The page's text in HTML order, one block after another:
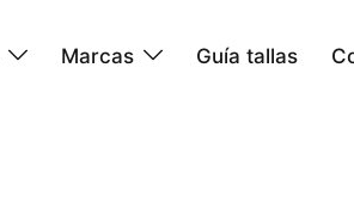
Marcas Guía tallas